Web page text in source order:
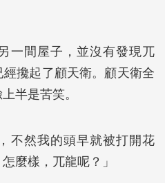
一間屋子，並沒有發現兀
攙起了顧天衛。顧天衛全
半是苦笑。
不然我的頭早就被打開花
麼樣，兀龍呢？」